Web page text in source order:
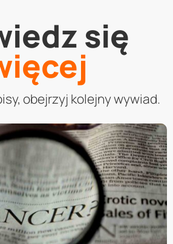
się
obejrzyj kolejny wywiad.